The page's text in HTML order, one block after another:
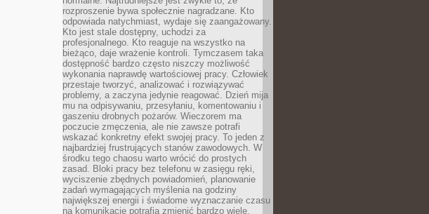
rozproszenie bywa społecznie nagradzane. Kto
odpowiada natychmiast, wydaje się zaangażowany.
Kto jest stale dostępny, uchodzi za
profesjonalnego. Kto reaguje na wszystko na
bieżąco, daje wrażenie kontroli. Tymczasem taka
dostępność bardzo często niszczy możliwość
wykonania naprawdę wartościowej pracy. Człowiek
przestaje tworzyć, analizować i rozwiązywać
problemy, a zaczyna jedynie reagować. Dzień mija
mu na odpisywaniu, przesyłaniu, komentowaniu i
gaszeniu drobnych pożarów. Wieczorem ma
poczucie zmęczenia, ale nie zawsze potrafi
wskazać konkretny efekt swojej pracy. To jeden z
najbardziej frustrujących stanów zawodowych. W
środku tego chaosu warto wrócić do prostych
zasad. Bloki pracy bez telefonu w zasięgu ręki,
wyciszenie zbędnych powiadomień, planowanie
zadań wymagających myślenia na godziny
największej energii i świadome wyznaczanie czasu
na komunikację potrafią zmienić bardzo wiele.